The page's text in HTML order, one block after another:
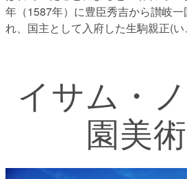
年（1587年）に豊臣秀吉から讃岐
れ、国主として入府した生駒親正(い
イサム・
園美